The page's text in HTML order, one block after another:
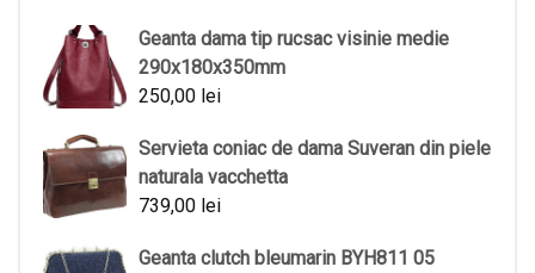
Geanta dama tip rucsac visinie medie
290x180x350mm
250,00 lei
Servieta coniac de dama Suveran din piele
naturala vacchetta
739,00 lei
Geanta clutch bleumarin BYH811 05